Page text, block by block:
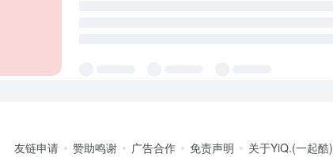
友链申请 赞助鸣谢 广告合作 免责声明 关于YiQ.(一起酷)